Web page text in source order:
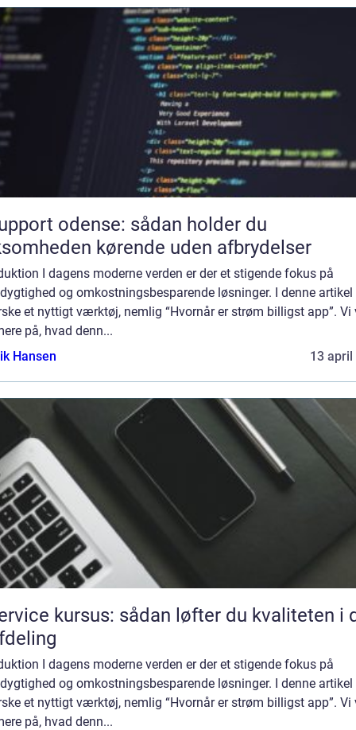
odense: sådan holder du
kørende uden afbrydelser
I dagens moderne verden er der et stigende fokus på
og omkostningsbesparende løsninger. I denne
et nyttigt værktøj, nemlig “Hvornår er strøm billigst app”. Vi
på, hvad denn...
Hansen
13 april
kursus: sådan løfter du kvaliteten i
I dagens moderne verden er der et stigende fokus på
og omkostningsbesparende løsninger. I denne
et nyttigt værktøj, nemlig “Hvornår er strøm billigst app”. Vi
på, hvad denn...